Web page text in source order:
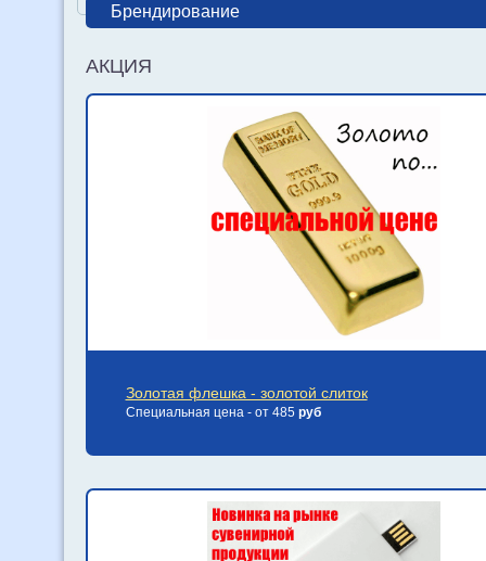
Брендирование
АКЦИЯ
Золотая флешка - золотой слиток
Специальная цена - от 485 руб